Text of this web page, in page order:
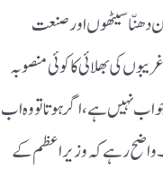
دھنّا سیٹھوں اور صنعت
کی بھلائی کا کوئی منصوبہ
نہیں ہے ، اگر ہوتا تو وہ اب
واضح رہے کہ وزیراعظم کے